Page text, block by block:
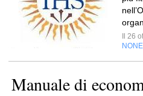
Il 26
NONE
Manuale di